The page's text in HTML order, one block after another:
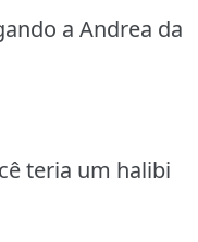
a Andrea da
teria um halibi